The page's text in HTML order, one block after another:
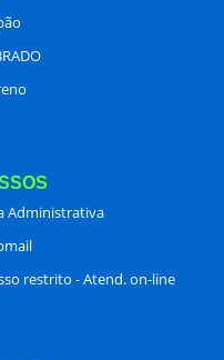
Administrativa
restrito - Atend. on-line